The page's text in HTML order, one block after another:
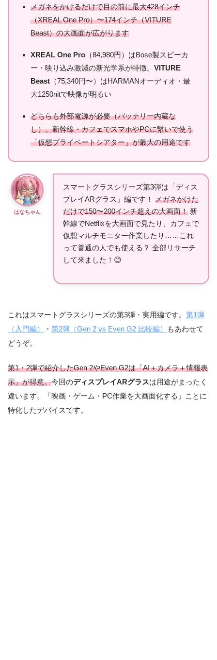
メガネをかけるだけで目の前に最大428インチ
（XREAL One Pro）〜174インチ（VITURE
Beast）の大画面が広がります
XREAL One Pro （84,980円）はBose製スピーカ
ー・映り込み激減の新光学系が特徴。VITURE
Beast （75,340円〜）はHARMANオーディオ・最
大1250nitで映像が明るい
どちらも外部電源が必要（バッテリー内蔵な
し）。新幹線・カフェでスマホやPCに繋いで使う
「仮想プライベートシアター」が最大の用途です
はなちゃん
スマートグラスシリーズ第3弾は「ディス
プレイARグラス」編です！ メガネかけた
だけで150〜200インチ超えの大画面！ 新
幹線でNetflixを大画面で見たり、カフェで
仮想マルチモニター作業したり……これ
って普通の人でも使える？ 全部リサーチ
して来ました！😊
これはスマートグラスシリーズの第3弾・実用編です。 第1弾
（入門編）
・ 第2弾（Gen 2 vs Even G2 比較編）
もあわせて
どうぞ。
第1・2弾で紹介したGen 2やEven G2は「AI＋カメラ＋情報表
示」が得意。今回のディスプレイARグラスは用途がまったく
違います。「映画・ゲーム・PC作業を大画面化する」ことに
特化したデバイスです。